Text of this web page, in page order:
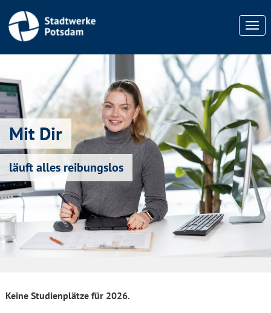
Mit Dir
läuft alles reibungslos
Keine Studienplätze für 2026.